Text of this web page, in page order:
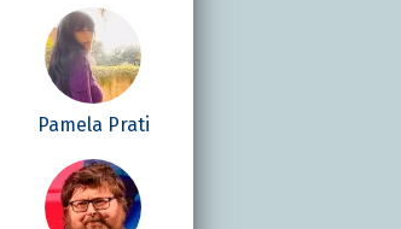
Pamela Prati